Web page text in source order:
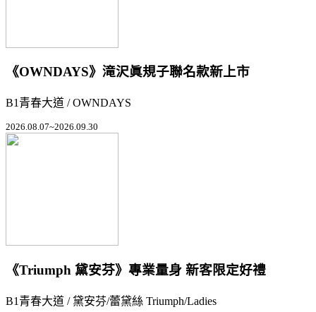
《OWNDAYS》滝沢眞規子聯名款新上市
B1青春大道 / OWNDAYS
2026.08.07~2026.09.30
《Triumph 黛安芬》專業量身 新客限定好禮
B1青春大道 / 黛安芬/蕾黛絲 Triumph/Ladies